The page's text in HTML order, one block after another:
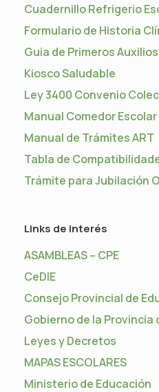
Cuadernillo Refrigerio
Formulario de Historia
Guia de Primeros
Kiosco Saludable
Ley 3400 Convenio
Manual Comedor
Manual de Trámites ART
Tabla de
Trámite para Jubilación
Links de interés
ASAMBLEAS – CPE
CeDIE
Consejo Provincial de
Gobierno de la Provincia
Leyes y Decretos
MAPAS ESCOLARES
Ministerio de Educación